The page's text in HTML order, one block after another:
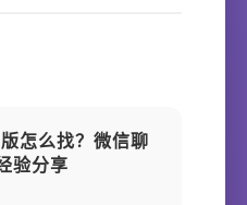
怎么找？微信聊
验分享